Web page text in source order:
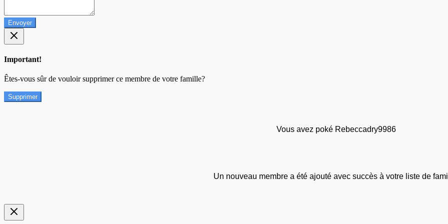
Envoyer
Important!
Êtes-vous sûr de vouloir supprimer ce membre de votre famille?
Supprimer
Vous avez poké Rebeccadry9986
Un nouveau membre a été ajouté avec succès à votre liste de